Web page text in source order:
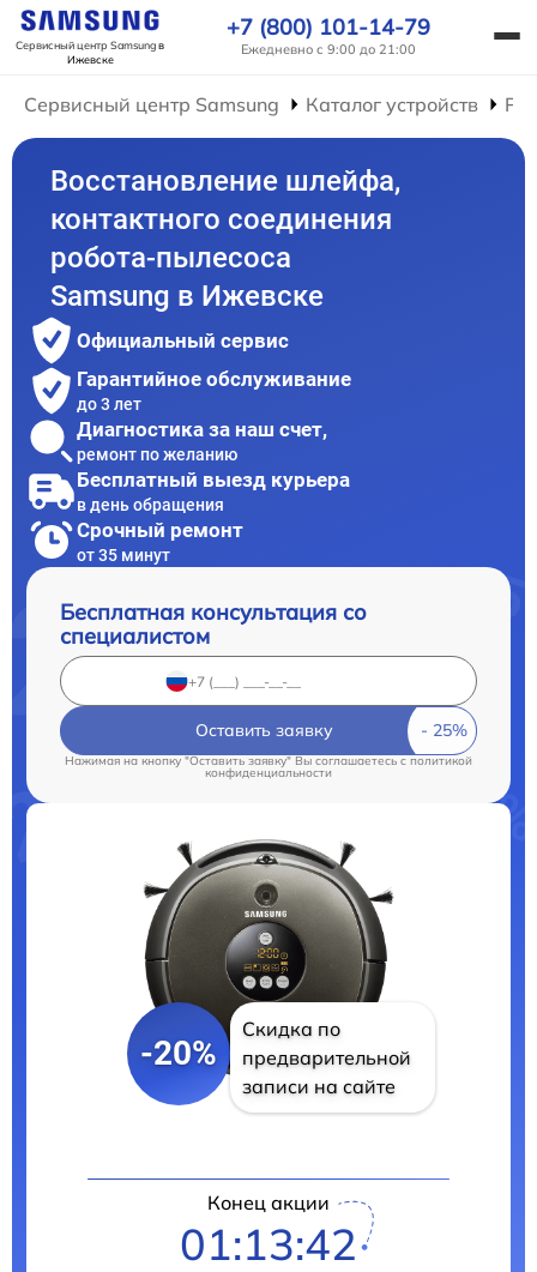
Сервисный центр Samsungв
Ижевске
+7 (800) 101-14-79
Ежедневно с 9:00 до 21:00
Сервисный центр Samsung Каталог устройств
Восстановление шлейфа,
контактного соединения
робота-пылесоса
Samsung в Ижевске
Официальный сервис
Гарантийное обслуживание
до 3 лет
Диагностика за наш счет,
ремонт по желанию
Бесплатный выезд курьера
в день обращения
Срочный ремонт
от 35 минут
Бесплатная консультация со
специалистом
Оставить заявку
Нажимая на кнопку "Оставить заявку" Вы соглашаетесь c политикой
конфиденциальности
-20%
Скидка по
предварительной
записи на сайте
Конец акции
01:13:41